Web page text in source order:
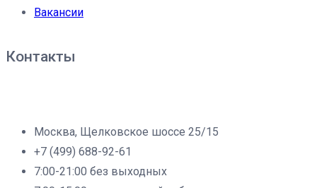
Вакансии
Контакты
Москва, Щелковское шоссе 25/15
+7 (499) 688-92-61
7:00-21:00 без выходных